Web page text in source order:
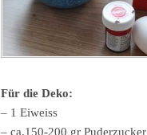
Für die Deko:
– 1 Eiweiss
– ca.150-200 gr Puderzucker